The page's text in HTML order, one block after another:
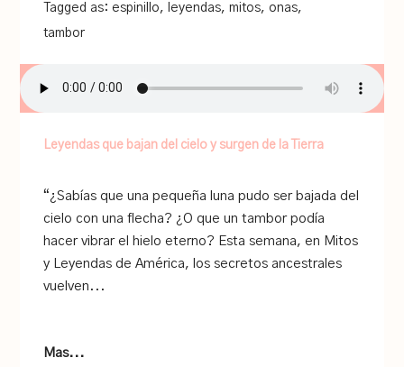
Tagged as: espinillo, leyendas,mitos, onas,
tambor
Leyendas que bajan del cielo y surgen de la Tierra
“¿Sabías que una pequeña luna pudo ser bajada del
cielo con una flecha? ¿O que un tambor podía
hacer vibrar el hielo eterno? Esta semana, en Mitos
y Leyendas de América, los secretos ancestrales
vuelven...
Mas...